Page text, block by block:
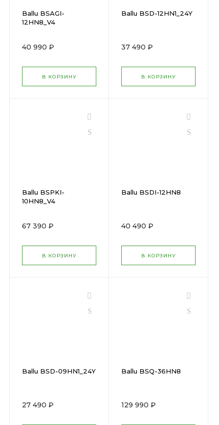
Ballu BSAGI-
12HN8_V4
40 990 ₽
В КОРЗИНУ
Ballu BSD-12HN1_24Y
37 490 ₽
В КОРЗИНУ
Ballu BSPKI-
10HN8_V4
67 390 ₽
В КОРЗИНУ
Ballu BSDI-12HN8
40 490 ₽
В КОРЗИНУ
Ballu BSD-09HN1_24Y
27 490 ₽
Ballu BSQ-36HN8
129 990 ₽